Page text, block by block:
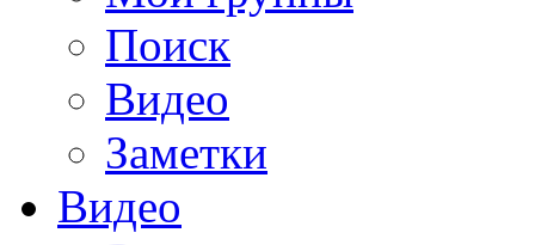
Поиск
Видео
Заметки
Видео